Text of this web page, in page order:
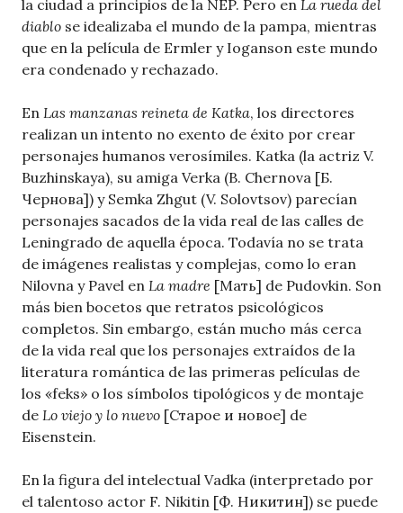
la ciudad a principios de la NEP. Pero en La rueda del
diablo se idealizaba el mundo de la pampa, mientras
que en la película de Ermler y Ioganson este mundo
era condenado y rechazado.
En Las manzanas reineta de Katka, los directores
realizan un intento no exento de éxito por crear
personajes humanos verosímiles. Katka (la actriz V.
Buzhinskaya), su amiga Verka (B. Chernova [Б.
Чернова]) y Semka Zhgut (V. Solovtsov) parecían
personajes sacados de la vida real de las calles de
Leningrado de aquella época. Todavía no se trata
de imágenes realistas y complejas, como lo eran
Nilovna y Pavel en La madre [Мать] de Pudovkin. Son
más bien bocetos que retratos psicológicos
completos. Sin embargo, están mucho más cerca
de la vida real que los personajes extraídos de la
literatura romántica de las primeras películas de
los «feks» o los símbolos tipológicos y de montaje
de Lo viejo y lo nuevo [Старое и новое] de
Eisenstein.
En la figura del intelectual Vadka (interpretado por
el talentoso actor F. Nikitin [Ф. Никитин]) se puede